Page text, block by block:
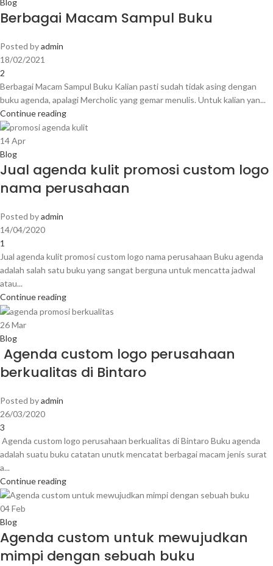
Berbagai Macam Sampul Buku
Posted byadmin
18/02/2021
2
Berbagai Macam Sampul Buku Kalian pasti sudah tidak asing dengan
buku agenda, apalagi Mercholic yang gemar menulis. Untuk kalian yan...
Continue reading
14Apr
Blog
Jual agenda kulit promosi custom logo
nama perusahaan
Posted byadmin
14/04/2020
1
Jual agenda kulit promosi custom logo nama perusahaan Buku agenda
adalah salah satu buku yang sangat berguna untuk mencatta jadwal
atau...
Continue reading
26Mar
Blog
Agenda custom logo perusahaan
berkualitas di Bintaro
Posted byadmin
26/03/2020
3
Agenda custom logo perusahaan berkualitas di Bintaro Buku agenda
adalah suatu buku catatan unutk mencatat berbagai macam jenis surat
a...
Continue reading
04Feb
Blog
Agenda custom untuk mewujudkan
mimpi dengan sebuah buku